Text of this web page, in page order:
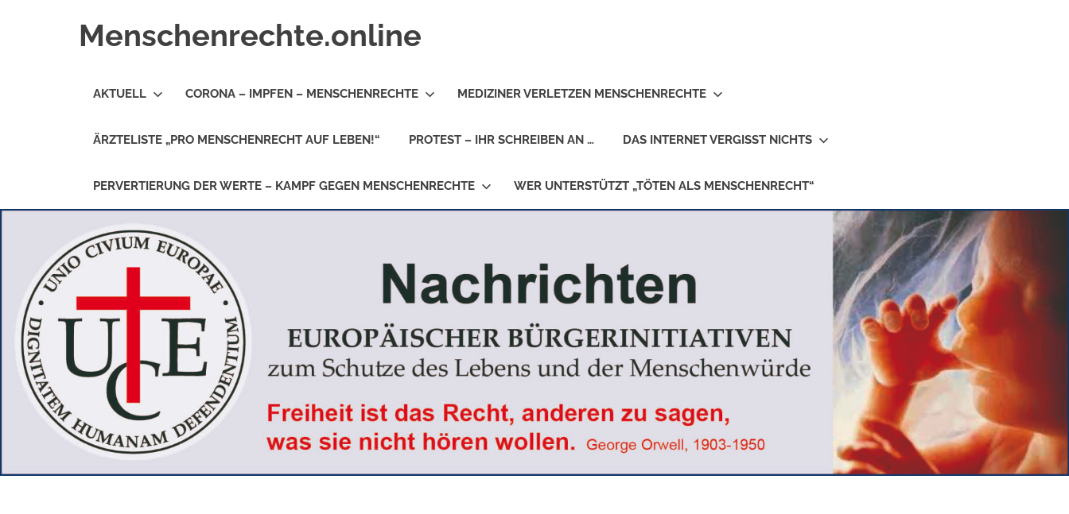
Menschenrechte.online
alle
Geborene
AKTUELL CORONA – IMPFEN – MENSCHENRECHTE MEDIZINER VERLETZEN MENSCHENRECHTE
ÄRZTELISTE „PRO MENSCHENRECHT AUF LEBEN!“ PROTEST – IHR SCHREIBEN AN … DAS INTERNET VERGISST NICHTS
PERVERTIERUNG DER WERTE – KAMPF GEGEN MENSCHENRECHTE WER UNTERSTÜTZT „TÖTEN ALS MENSCHENRECHT“